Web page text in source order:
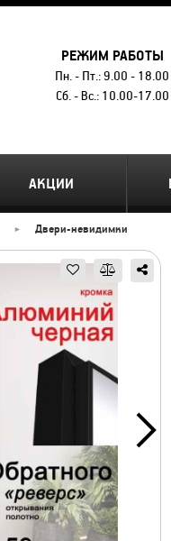
РЕЖИМ РАБОТЫ
Пн. - Пт.: 9.00 - 18.00
Сб. - Вс.: 10.00-17.00
АКЦИИ
Двери-невидимки